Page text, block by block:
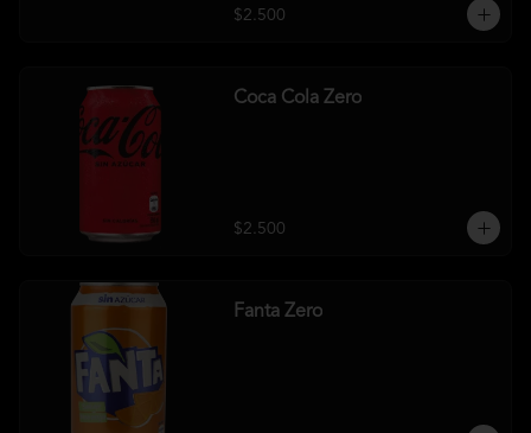
$2.500
Coca Cola Zero
$2.500
Fanta Zero